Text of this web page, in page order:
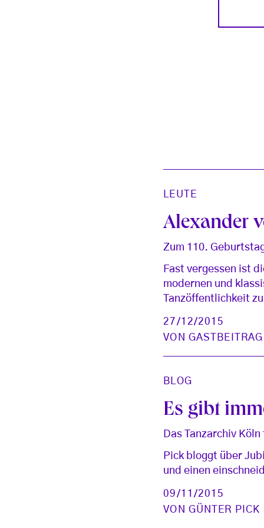
LEUTE
Alexander
Zum 110.
Fast vergessen ist
modernen und
Tanzöffentlichkeit
27/12/2015
VON GASTBEITRAG
BLOG
Es gibt
Das Tanzarchiv
Pick bloggt über
und einen
09/11/2015
VON GÜNTER PICK